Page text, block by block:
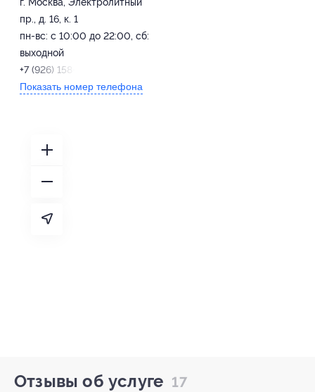
пр., д. 16, к. 1
пн-вс: с 10:00 до 22:00, сб:
выходной
+7 (926) 158-68-03
Показать номер телефона
Отзывы об услуге 17